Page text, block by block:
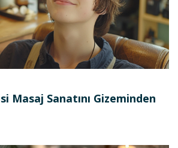
Masaj Sanatını Gizeminden